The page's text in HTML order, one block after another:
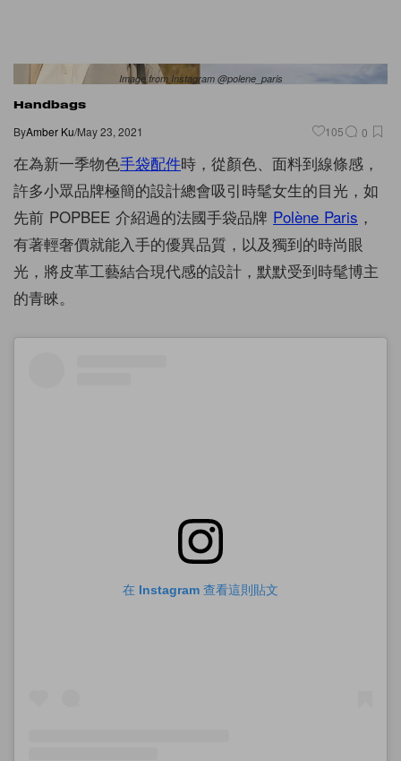
Image from Instagram @polene_paris
Handbags
ByAmber Ku/May 23, 2021 105 0
在為新一季物色手袋配件時，從顏色、面料到線條感，
許多小眾品牌極簡的設計總會吸引時髦女生的目光，如
先前 POPBEE 介紹過的法國手袋品牌 Polène Paris ，
有著輕奢價就能入手的優異品質，以及獨到的時尚眼
光，將皮革工藝結合現代感的設計，默默受到時髦博主
的青睞。
在 Instagram 查看這則貼文